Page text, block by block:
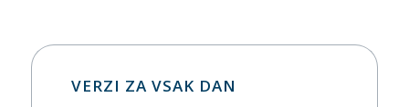
VERZI ZA VSAK DAN